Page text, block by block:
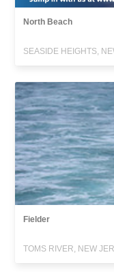
North Beach
SEASIDE HEIGHTS,
Fielder
TOMS RIVER, NEW